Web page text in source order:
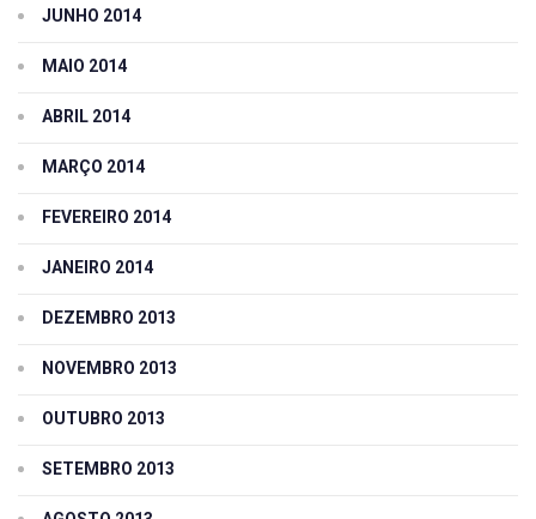
JUNHO 2014
MAIO 2014
ABRIL 2014
MARÇO 2014
FEVEREIRO 2014
JANEIRO 2014
DEZEMBRO 2013
NOVEMBRO 2013
OUTUBRO 2013
SETEMBRO 2013